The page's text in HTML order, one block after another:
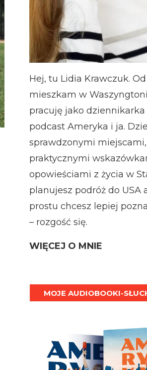
Hej, tu Lidia Krawczuk.
mieszkam w
pracuję jako
podcast Ameryka i ja.
sprawdzonymi miejscami,
praktycznymi
opowieściami z życia w
planujesz podróż do USA
prostu chcesz lepiej
– rozgość się.
WIĘCEJ O MNIE
MOJE AUDIOBOOKI-